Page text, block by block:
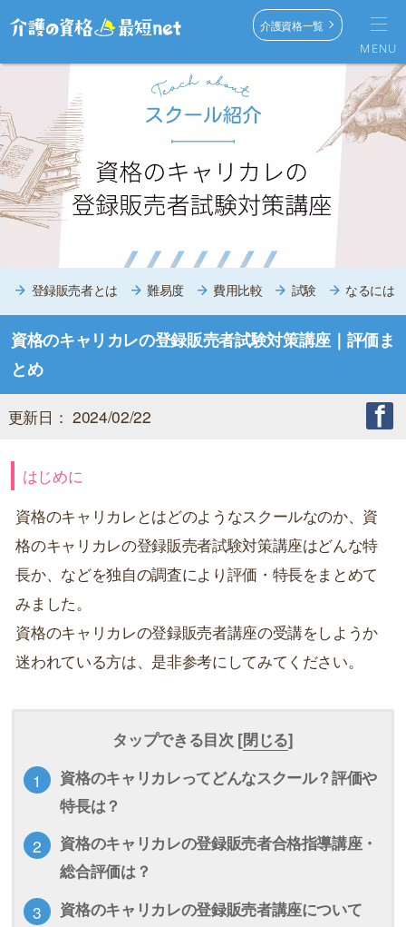
MENU
介護資格一覧
登録販売者とは 難易度 費用比較 試験 なるには
資格のキャリカレの登録販売者試験対策講座｜評価ま
とめ
更新日： 2024/02/22
はじめに
資格のキャリカレとはどのようなスクールなのか、資
格のキャリカレの登録販売者試験対策講座はどんな特
長か、などを独自の調査により評価・特長をまとめて
みました。
資格のキャリカレの登録販売者講座の受講をしようか
迷われている方は、是非参考にしてみてください。
タップできる目次 [閉じる]
資格のキャリカレってどんなスクール？評価や
特長は？
資格のキャリカレの登録販売者合格指導講座・
総合評価は？
資格のキャリカレの登録販売者講座について